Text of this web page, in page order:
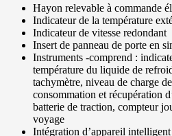
Hayon relevable à commande
Indicateur de la température
Indicateur de vitesse redondant
Insert de panneau de porte en
Instruments -comprend :
température du liquide de
tachymètre, niveau de charge
consommation et récupération
batterie de traction, compteur
voyage
Intégration d’appareil intelligent